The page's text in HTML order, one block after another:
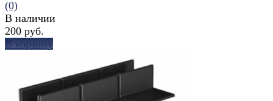
(0)
В наличии
200 руб.
В корзину